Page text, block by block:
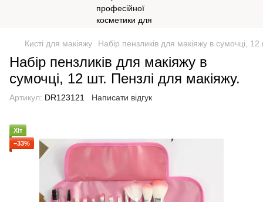
Кисті для макіяжу Набір пензликів для макіяжу в сумочці,
Набір пензликів для макіяжу в
сумочці, 12 шт. Пензлі для макіяжу.
Артикул: DR123121 Написати відгук
Хіт
−33%